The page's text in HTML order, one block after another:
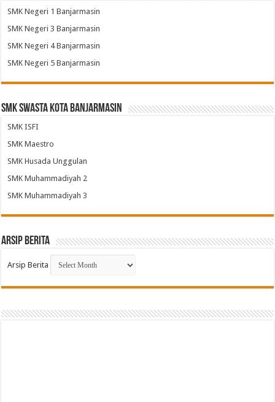
SMK Negeri 1 Banjarmasin
SMK Negeri 3 Banjarmasin
SMK Negeri 4 Banjarmasin
SMK Negeri 5 Banjarmasin
SMK Swasta Kota Banjarmasin
SMK ISFI
SMK Maestro
SMK Husada Unggulan
SMK Muhammadiyah 2
SMK Muhammadiyah 3
Arsip Berita
Arsip Berita